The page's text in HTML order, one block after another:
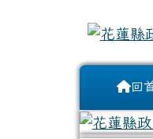
跳至主內容區
花蓮縣政
回